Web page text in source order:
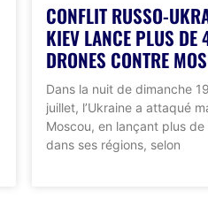
CONFLIT RUSSO-
KIEV LANCE PLUS DE
DRONES CONTRE
Dans la nuit de dimanche
juillet, l’Ukraine a attaqué
Moscou, en lançant plus
dans ses régions, selon